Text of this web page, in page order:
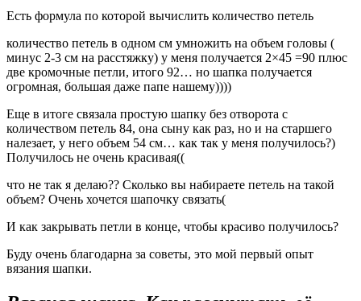
Есть формула по которой вычислить количество петель
количество петель в одном см умножить на объем головы (
минус 2-3 см на расстяжку) у меня получается 2×45 =90 плюс
две кромочные петли, итого 92… но шапка получается
огромная, большая даже папе нашему))))
Еще в итоге связала простую шапку без отворота с
количеством петель 84, она сыну как раз, но и на старшего
налезает, у него объем 54 см… как так у меня получилось?)
Получилось не очень красивая((
что не так я делаю?? Сколько вы набираете петель на такой
объем? Очень хочется шапочку связать(
И как закрывать петли в конце, чтобы красиво получилось?
Буду очень благодарна за советы, это мой первый опыт
вязания шапки.